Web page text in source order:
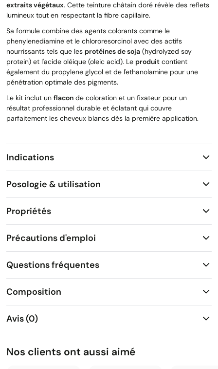
extraits végétaux. Cette teinture châtain doré révèle des reflets
lumineux tout en respectant la fibre capillaire.
Sa formule combine des agents colorants comme le
phenylenediamine et le chlororesorcinol avec des actifs
nourrissants tels que les protéines de soja (hydrolyzed soy
protein) et l'acide oléique (oleic acid). Le produit contient
également du propylene glycol et de l'ethanolamine pour une
pénétration optimale des pigments.
Le kit inclut un flacon de coloration et un fixateur pour un
résultat professionnel durable et éclatant qui couvre
parfaitement les cheveux blancs dès la première application.
Indications
Posologie & utilisation
Propriétés
Précautions d'emploi
Questions fréquentes
Composition
Avis (0)
Nos clients ont aussi aimé